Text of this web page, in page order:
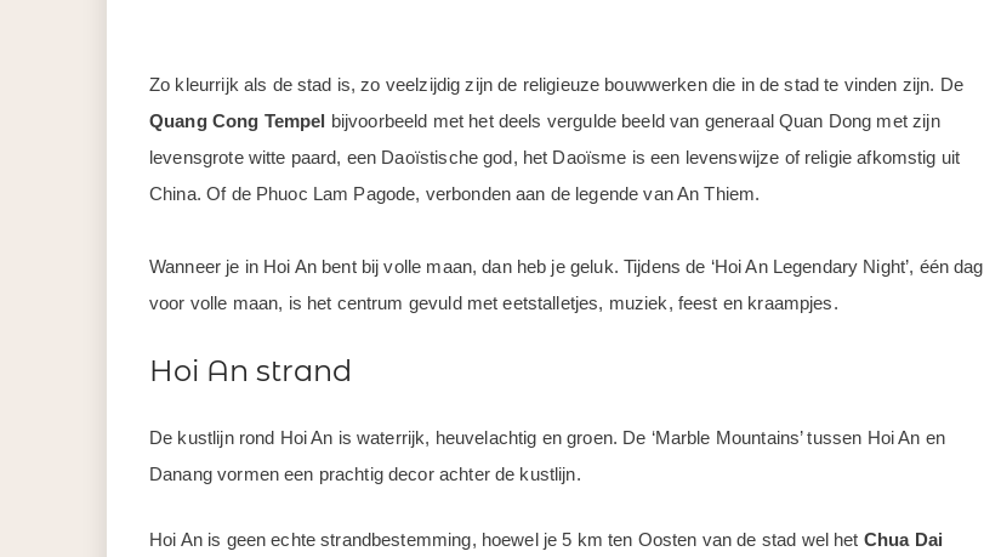
Zo kleurrijk als de stad is, zo veelzijdig zijn de religieuze bouwwerken die in de stad te vinden zijn. De
Quang Cong Tempel bijvoorbeeld met het deels vergulde beeld van generaal Quan Dong met zijn
levensgrote witte paard, een Daoïstische god, het Daoïsme is een levenswijze of religie afkomstig uit
China. Of de Phuoc Lam Pagode, verbonden aan de legende van An Thiem.
Wanneer je in Hoi An bent bij volle maan, dan heb je geluk. Tijdens de ‘Hoi An Legendary Night’, één dag
voor volle maan, is het centrum gevuld met eetstalletjes, muziek, feest en kraampjes.
Hoi An strand
De kustlijn rond Hoi An is waterrijk, heuvelachtig en groen. De ‘Marble Mountains’ tussen Hoi An en
Danang vormen een prachtig decor achter de kustlijn.
Hoi An is geen echte strandbestemming, hoewel je 5 km ten Oosten van de stad wel het Chua Dai